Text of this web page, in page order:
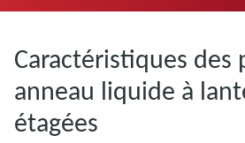
Caractéristiques des
anneau liquide à
étagées